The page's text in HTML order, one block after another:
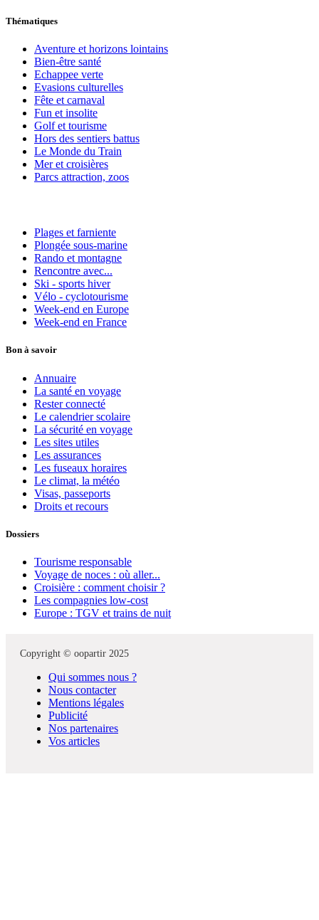
Thématiques
Aventure et horizons lointains
Bien-être santé
Echappee verte
Evasions culturelles
Fête et carnaval
Fun et insolite
Golf et tourisme
Hors des sentiers battus
Le Monde du Train
Mer et croisières
Parcs attraction, zoos
Plages et farniente
Plongée sous-marine
Rando et montagne
Rencontre avec...
Ski - sports hiver
Vélo - cyclotourisme
Week-end en Europe
Week-end en France
Bon à savoir
Annuaire
La santé en voyage
Rester connecté
Le calendrier scolaire
La sécurité en voyage
Les sites utiles
Les assurances
Les fuseaux horaires
Le climat, la météo
Visas, passeports
Droits et recours
Dossiers
Tourisme responsable
Voyage de noces : où aller...
Croisière : comment choisir ?
Les compagnies low-cost
Europe : TGV et trains de nuit
Copyright © oopartir 2025
Qui sommes nous ?
Nous contacter
Mentions légales
Publicité
Nos partenaires
Vos articles